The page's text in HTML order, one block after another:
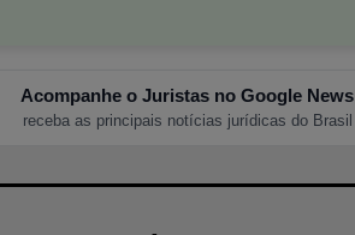
Acompanhe o Juristas no Google News
receba as principais notícias jurídicas do Brasil